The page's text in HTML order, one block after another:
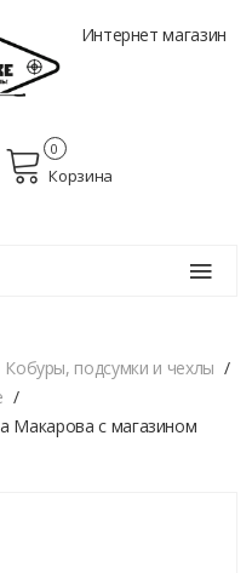
Интернет магазин
Корзина
0
Кобуры, подсумки и чехлы
Макарова с магазином